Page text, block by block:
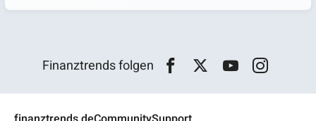
Finanztrends folgen